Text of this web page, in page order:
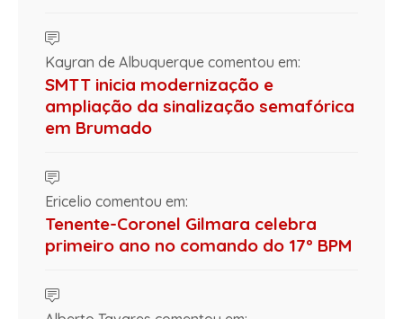
Kayran de Albuquerque comentou em:
SMTT inicia modernização e
ampliação da sinalização semafórica
em Brumado
Ericelio comentou em:
Tenente-Coronel Gilmara celebra
primeiro ano no comando do 17º BPM